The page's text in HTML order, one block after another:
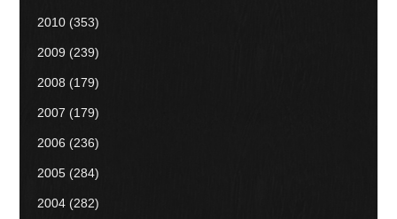
2010 (353)
2009 (239)
2008 (179)
2007 (179)
2006 (236)
2005 (284)
2004 (282)